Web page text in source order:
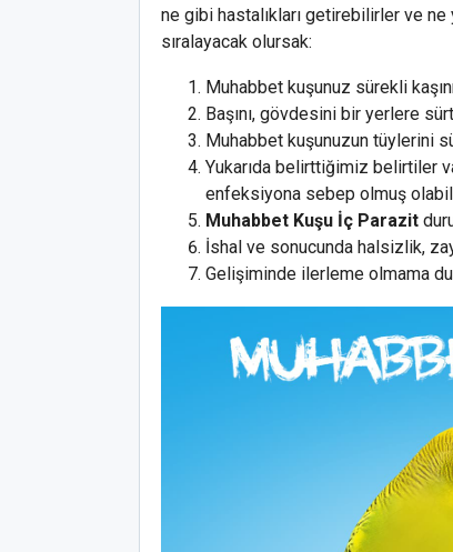
ne gibi hastalıkları getirebilirler ve ne
sıralayacak olursak:
Muhabbet kuşunuz sürekli
Başını, gövdesini bir yerlere
Muhabbet kuşunuzun tüylerini
Yukarıda belirttiğimiz belirtiler
enfeksiyona sebep olmuş
Muhabbet Kuşu İç Parazit
İshal ve sonucunda halsizlik,
Gelişiminde ilerleme olmama